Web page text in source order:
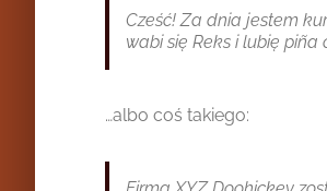
Cześć! Za dnia jestem
wabi się Reks i lubię piña
…albo coś takiego: